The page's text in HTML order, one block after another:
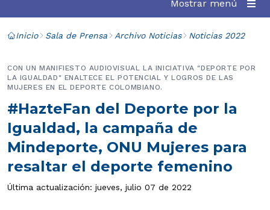
Mostrar menú
Inicio Sala de Prensa Archivo Noticias Noticias 2022
#HazteFan del Deporte por la
Igualdad, la campaña de
Mindeporte, ONU Mujeres para
resaltar el deporte femenino
CON UN MANIFIESTO AUDIOVISUAL LA INICIATIVA "DEPORTE POR
LA IGUALDAD" ENALTECE EL POTENCIAL Y LOGROS DE LAS
MUJERES EN EL DEPORTE COLOMBIANO.
Última actualización: jueves, julio 07 de 2022